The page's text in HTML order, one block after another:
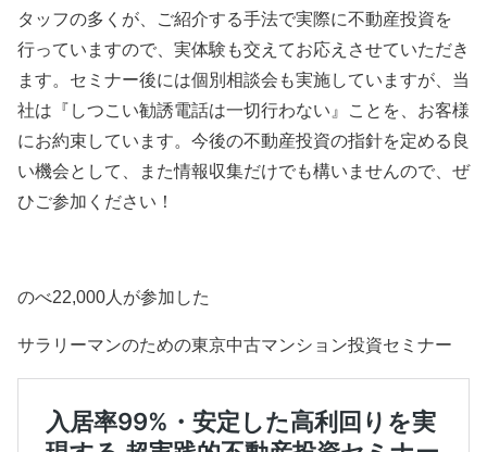
タッフの多くが、ご紹介する手法で実際に不動産投資を
行っていますので、実体験も交えてお応えさせていただき
ます。セミナー後には個別相談会も実施していますが、当
社は『しつこい勧誘電話は一切行わない』ことを、お客様
にお約束しています。今後の不動産投資の指針を定める良
い機会として、また情報収集だけでも構いませんので、ぜ
ひご参加ください！
のべ22,000 人が参加した
サラリーマンのための東京中古マンション投資セミナー